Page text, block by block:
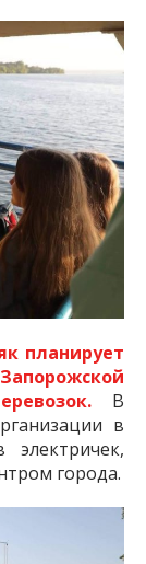
планирует
В
в
города.